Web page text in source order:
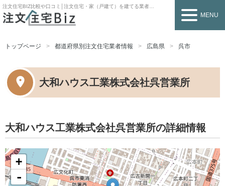
注文住宅BIZ比較や口コミ│注文住宅・家（戸建て）を建てる業者を探すなら
MENU
トップページ 都道府県別注文住宅業者情報 広島県 呉市
大和ハウス工業株式会社呉営業所
大和ハウス工業株式会社呉営業所の詳細情報
+
-